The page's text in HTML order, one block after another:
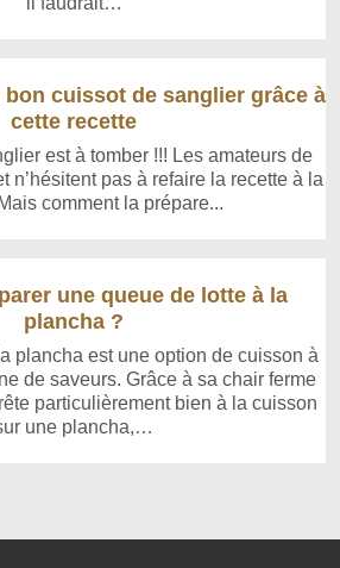
bon cuissot de sanglier grâce à
cette recette
est à tomber !!! Les amateurs de
n’hésitent pas à refaire la recette à la
comment la prépare...
une queue de lotte à la
plancha ?
plancha est une option de cuisson à
de saveurs. Grâce à sa chair ferme
particulièrement bien à la cuisson
une plancha,…